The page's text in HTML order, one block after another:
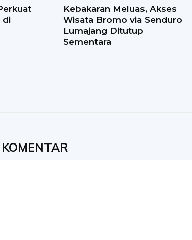
di
Kebakaran Meluas, Akses
Wisata Bromo via Senduro
Lumajang Ditutup
Sementara